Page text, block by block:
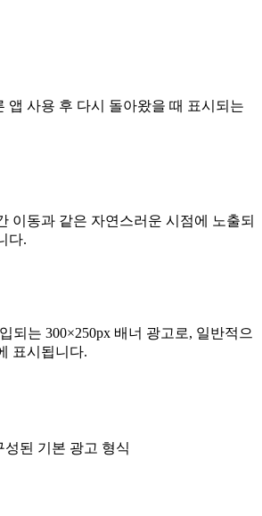
앱 사용 후 다시 돌아왔을 때 표시되는
이동과 같은 자연스러운 시점에 노출되
다.
되는 300×250px 배너 광고로, 일반적으
표시됩니다.
된 기본 광고 형식